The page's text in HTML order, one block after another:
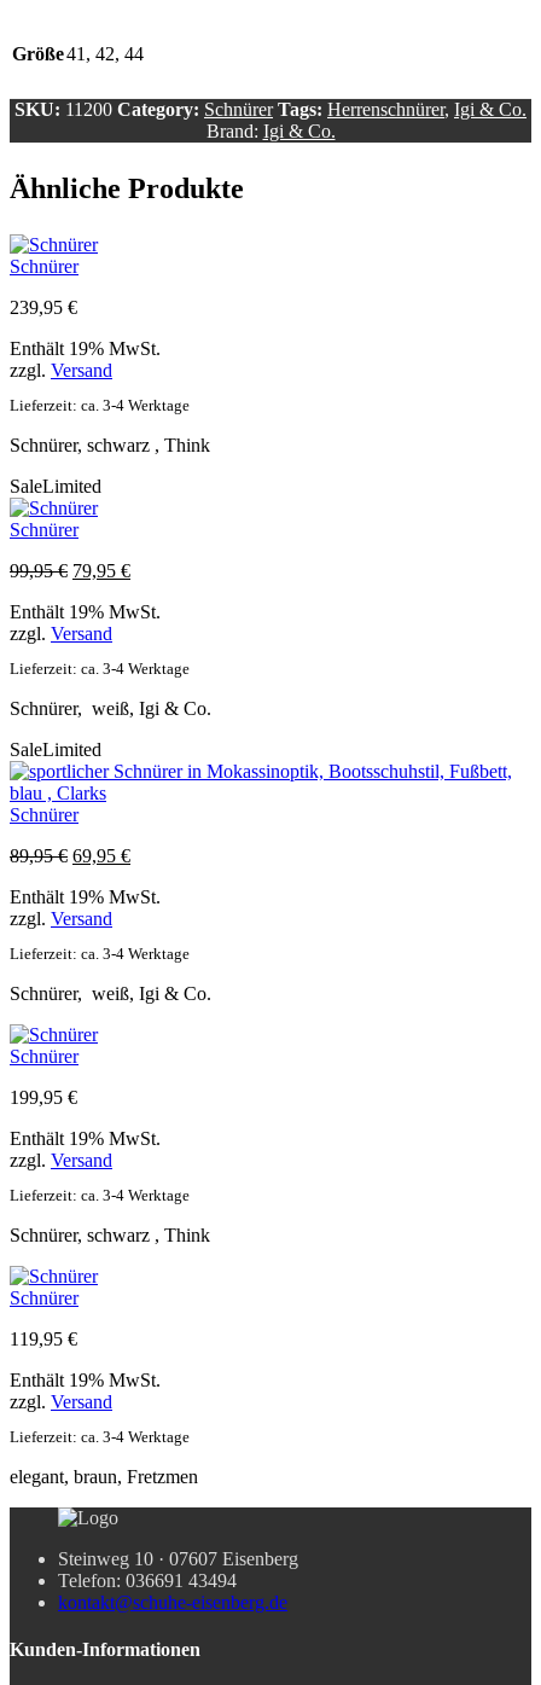
Größe41, 42, 44
SKU: 11200 Category: Schnürer Tags: Herrenschnürer, Igi & Co.
Brand: Igi & Co.
Ähnliche Produkte
Schnürer
239,95 €
Enthält 19% MwSt.
zzgl. Versand
Lieferzeit: ca. 3-4 Werktage
Schnürer, schwarz , Think
SaleLimited
Schnürer
99,95€ Ursprünglicher
war:
99,95 €
79,95 €Aktueller
ist:
Enthält 19% MwSt.
zzgl. Versand
Lieferzeit: ca. 3-4 Werktage
Schnürer, weiß, Igi & Co.
SaleLimited
Schnürer
89,95€ Ursprünglicher
war:
89,95 €
69,95 €Aktueller
ist:
Enthält 19% MwSt.
zzgl. Versand
Lieferzeit: ca. 3-4 Werktage
Schnürer, weiß, Igi & Co.
Schnürer
199,95 €
Enthält 19% MwSt.
zzgl. Versand
Lieferzeit: ca. 3-4 Werktage
Schnürer, schwarz , Think
Schnürer
119,95 €
Enthält 19% MwSt.
zzgl. Versand
Lieferzeit: ca. 3-4 Werktage
elegant, braun, Fretzmen
Steinweg 10 · 07607 Eisenberg
Telefon: 036691 43494
kontakt@schuhe-eisenberg.de
Kunden-Informationen